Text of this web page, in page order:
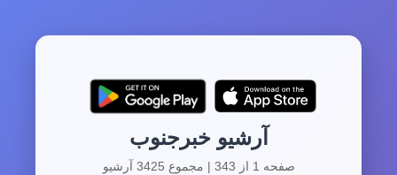
آرشیو خبرجنوب
صفحه 1 از 343 | مجموع 3425 آرشیو